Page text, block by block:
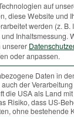
Wenn man
schöner ist
vorher mit
nachhaltigen
sich mögliche
zwischen
auf
diese Website und
werden (z.
Inhaltsmessung.
unserer
oder anpassen.
Daten in
der
die USA als Land
Risiko, dass US-
ohne bestehende